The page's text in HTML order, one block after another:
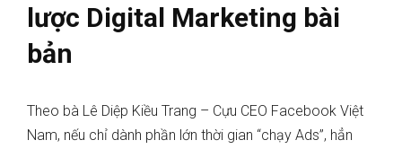
lược Digital Marketing bài
bản
Theo bà Lê Diệp Kiều Trang – Cựu CEO Facebook Việt
Nam, nếu chỉ dành phần lớn thời gian “chạy Ads”, hẳn